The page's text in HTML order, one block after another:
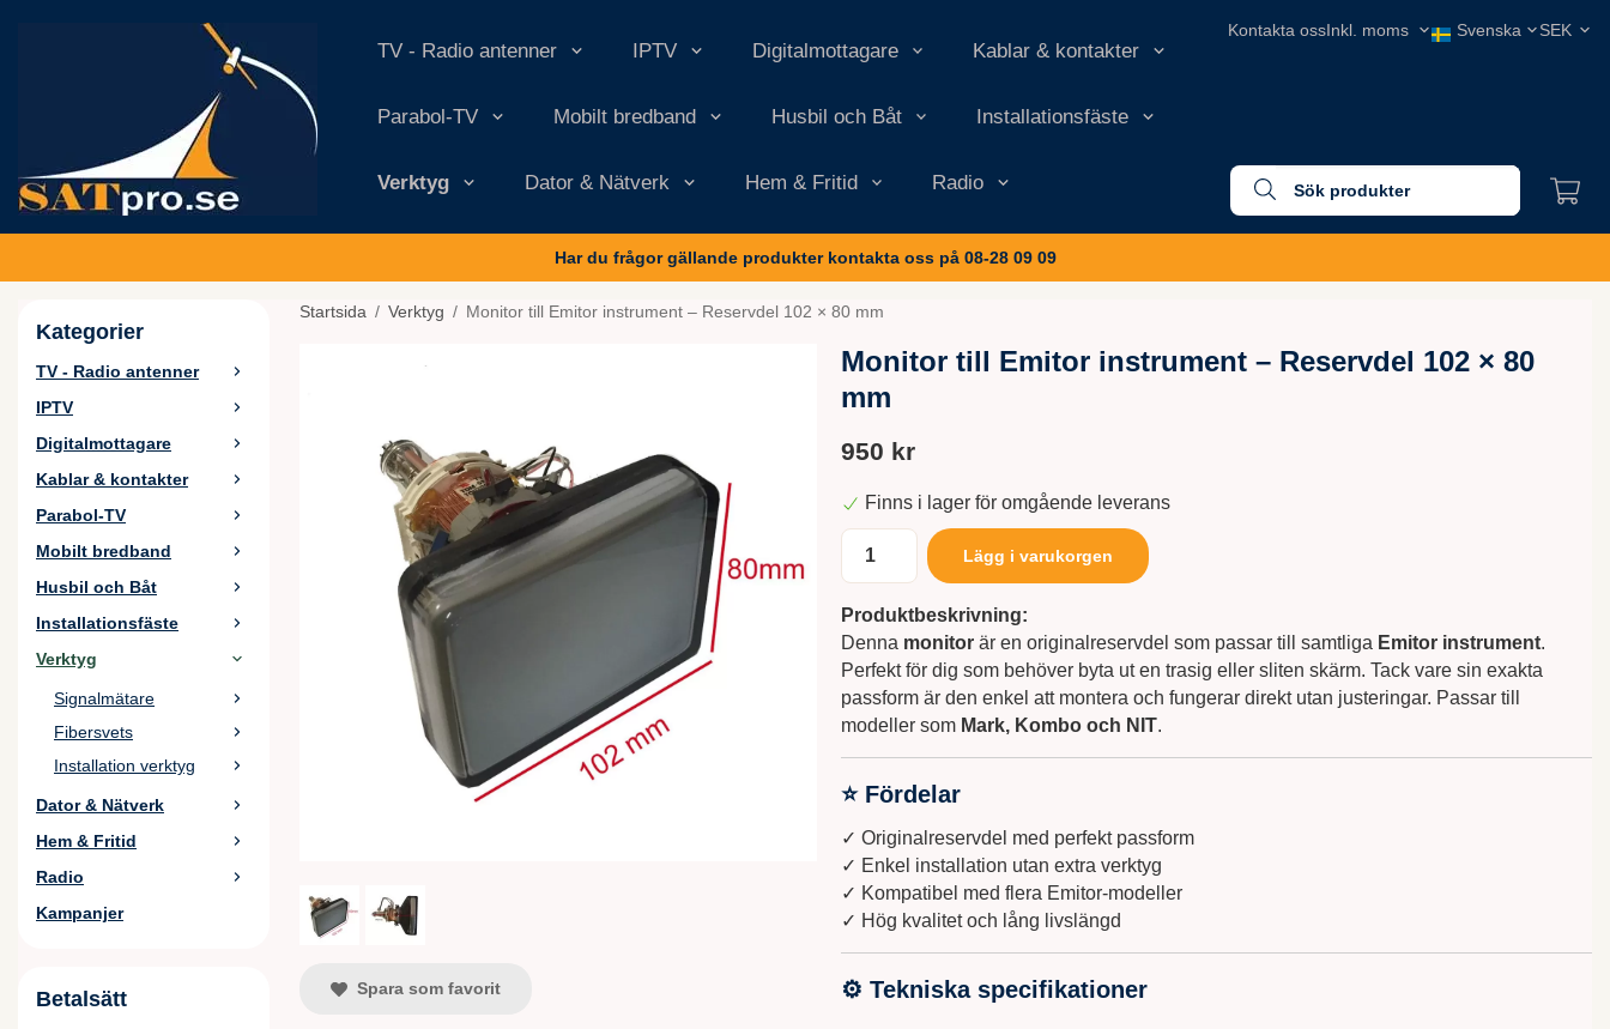
TV - Radio antenner IPTV Digitalmottagare Kablar & kontakter
Parabol-TV Mobilt bredband Husbil och Båt Installationsfäste
Verktyg Dator & Nätverk Hem & Fritid Radio
Kontakta oss
Har du frågor gällande produkter kontakta oss på 08-28 09 09
Kategorier
TV - Radio antenner
IPTV
Digitalmottagare
Kablar & kontakter
Parabol-TV
Mobilt bredband
Husbil och Båt
Installationsfäste
Verktyg
Signalmätare
Fibersvets
Installation verktyg
Dator & Nätverk
Hem & Fritid
Radio
Kampanjer
Betalsätt
Startsida / Verktyg / Monitor till Emitor instrument – Reservdel 102 × 80 mm
Monitor till Emitor instrument – Reservdel 102 × 80
mm
950 kr
Finns i lager för omgående leverans
Lägg i varukorgen
Produktbeskrivning:
Denna monitorär en originalreservdel som passar till samtliga Emitor instrument.
Perfekt för dig som behöver byta ut en trasig eller sliten skärm. Tack vare sin exakta
passform är den enkel att montera och fungerar direkt utan justeringar. Passar till
modeller som Mark, Kombo och NIT.
⭐ Fördelar
✓ Originalreservdel med perfekt passform
✓ Enkel installation utan extra verktyg
✓ Kompatibel med flera Emitor-modeller
✓ Hög kvalitet och lång livslängd
⚙️ Tekniska specifikationer
Spara som favorit